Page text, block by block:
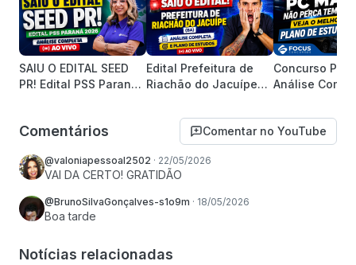
SAIU O EDITAL SEED
PR! Edital PSS Paraná
Edital Prefeitura de
Riachão do Jacuípe
e Plano de Estudos
Concurso PC
Análise
Estudos
Comentários Comentar no YouTube
@valoniapessoal2502 · 22/05/2026
VAI DA CERTO! GRATIDÃO
@BrunoSilvaGonçalves-s1o9m · 18/05/2026
Boa tarde
Notícias relacionadas